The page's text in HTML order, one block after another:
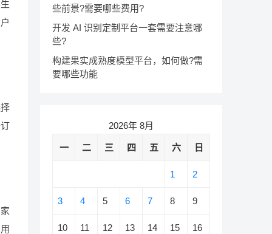
些前景?需要哪些费用?
开发 AI 识别定制平台一套需要注意哪
些?
构建果实成熟度模型平台，如何做?需
要哪些功能
2026年 8月
一 二 三 四 五 六 日
1 2
3 4 5 6 7 8 9
10 11 12 13 14 15 16